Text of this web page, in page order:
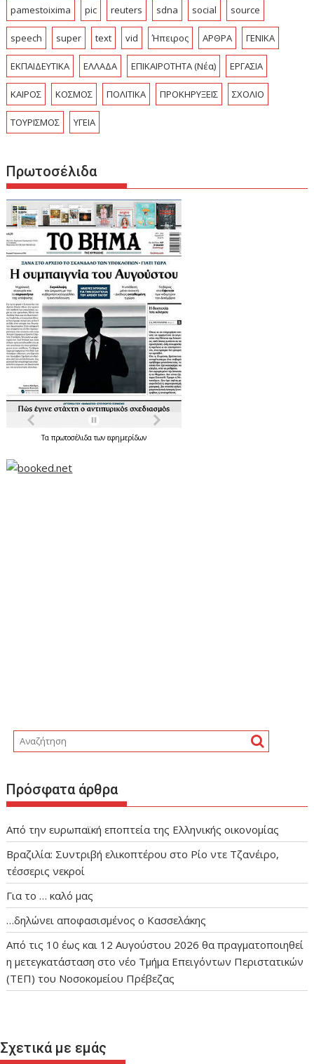
pamestoixima pic reuters sdna social source
speech super text vid Ήπειρος ΑΡΘΡΑ ΓΕΝΙΚΑ
ΕΚΠΑΙΔΕΥΤΙΚΑ ΕΛΛΑΔΑ ΕΠΙΚΑΙΡΟΤΗΤΑ (Νέα) ΕΡΓΑΣΙΑ
ΚΑΙΡΟΣ ΚΟΣΜΟΣ ΠΟΛΙΤΙΚΑ ΠΡΟΚΗΡΥΞΕΙΣ ΣΧΟΛΙΟ
ΤΟΥΡΙΣΜΟΣ ΥΓΕΙΑ
Πρωτοσέλιδα
Ταπρωτοσέλιδατωνεφημερίδων
Πρόσφατα άρθρα
Από την ευρωπαϊκή εποπτεία της Ελληνικής οικονομίας
Βραζιλία: Συντριβή ελικοπτέρου στο Ρίο ντε Τζανέιρο,
τέσσερις νεκροί
Για το … καλό μας
…δηλώνει αποφασισμένος ο Κασσελάκης
Από τις 10 έως και 12 Αυγούστου 2026 θα πραγματοποιηθεί
η μετεγκατάσταση στο νέο Τμήμα Επειγόντων Περιστατικών
(ΤΕΠ) του Νοσοκομείου Πρέβεζας
Σχετικά με εμάς